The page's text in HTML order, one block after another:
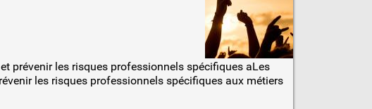
prévenir les risques professionnels spécifiques aLes
les risques professionnels spécifiques aux métiers